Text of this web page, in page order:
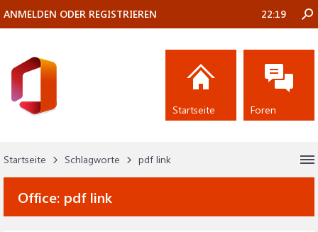
Startseite Schlagworte pdf link
Office: pdf link
ANMELDEN ODER REGISTRIEREN 22:19
Startseite Foren